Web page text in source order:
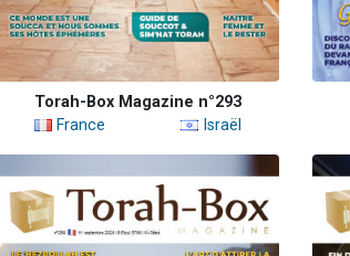
Torah-Box Magazine n°293
France
Israël